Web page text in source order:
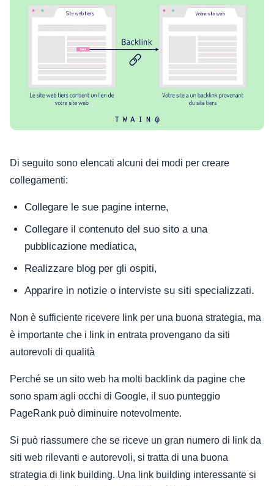
Di seguito sono elencati alcuni dei modi per creare
collegamenti:
Collegare le sue pagine interne,
Collegare il contenuto del suo sito a una
pubblicazione mediatica,
Realizzare blog per gli ospiti,
Apparire in notizie o interviste su siti specializzati.
Non è sufficiente ricevere link per una buona strategia, ma
è importante che i link in entrata provengano da siti
autorevoli di qualità
Perché se un sito web ha molti backlink da pagine che
sono spam agli occhi di Google, il suo punteggio
PageRank può diminuire notevolmente.
Si può riassumere che se riceve un gran numero di link da
siti web rilevanti e autorevoli, si tratta di una buona
strategia di link building. Una link building interessante si